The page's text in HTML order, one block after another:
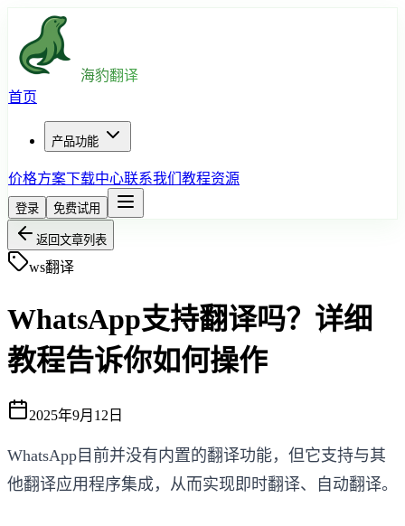
海豹翻译
首页
产品功能
价格方案下载中心联系我们 教程资源
登录 免费试用
返回文章列表
ws翻译
WhatsApp支持翻译吗？详细
教程告诉你如何操作
2025年9月12日
WhatsApp目前并没有内置的翻译功能，但它支持与其
他翻译应用程序集成，从而实现即时翻译、自动翻译。